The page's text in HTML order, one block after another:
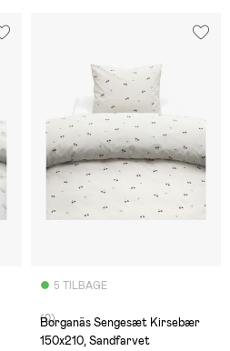
5 TILBAGE
(0)
Borganäs Sengesæt Kirsebær
150x210, Sandfarvet